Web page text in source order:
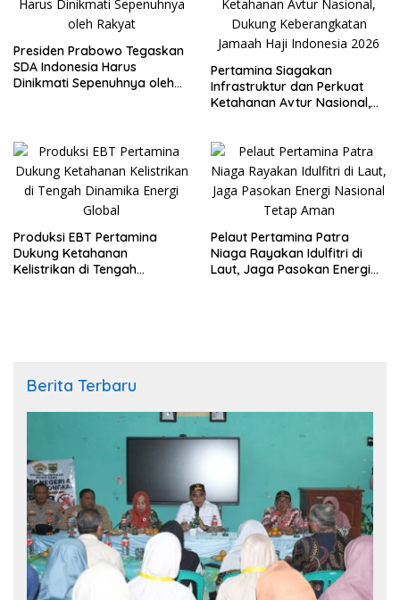
Presiden Prabowo Tegaskan
SDA Indonesia Harus
Dinikmati Sepenuhnya oleh
Pertamina Siagakan
Infrastruktur dan Perkuat
Ketahanan Avtur Nasional,
Produksi EBT Pertamina
Dukung Ketahanan
Kelistrikan di Tengah
Pelaut Pertamina Patra
Niaga Rayakan Idulfitri di
Laut, Jaga Pasokan Energi
Berita Terbaru